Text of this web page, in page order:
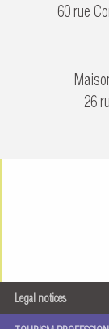
60 rue
26
Legal notices